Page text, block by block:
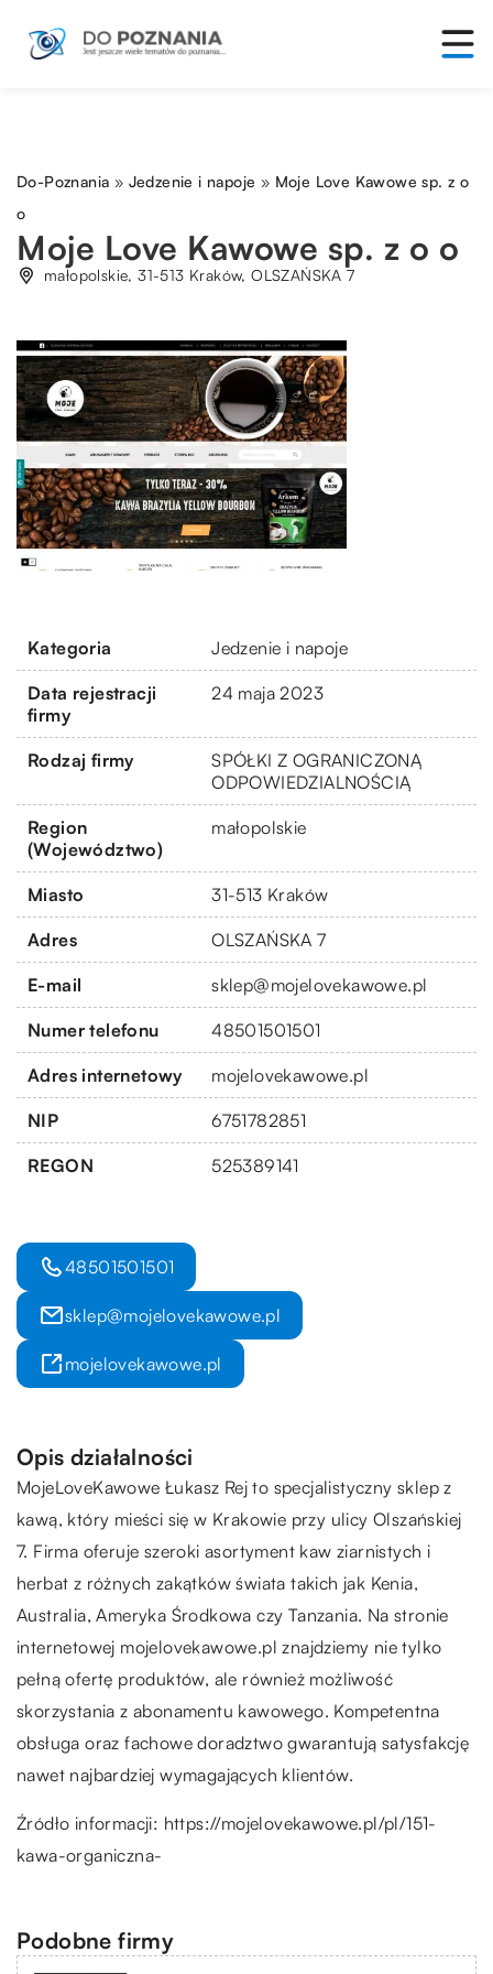
Do-Poznania » Jedzenie i napoje » Moje Love Kawowe sp. z o
o
Moje Love Kawowe sp. z o o
małopolskie, 31-513 Kraków, OLSZAŃSKA 7
Kategoria Jedzenie i napoje
Data rejestracji
firmy
24 maja 2023
Rodzaj firmy
SPÓŁKI Z OGRANICZONĄ
ODPOWIEDZIALNOŚCIĄ
Region
(Województwo)
małopolskie
Miasto 31-513 Kraków
Adres OLSZAŃSKA 7
E-mail sklep@mojelovekawowe.pl
Numer telefonu 48501501501
Adres internetowy mojelovekawowe.pl
NIP 6751782851
REGON 525389141
48501501501
sklep@mojelovekawowe.pl
mojelovekawowe.pl
Opis działalności
MojeLoveKawowe Łukasz Rej to specjalistyczny sklep z
kawą, który mieści się w Krakowie przy ulicy Olszańskiej
7. Firma oferuje szeroki asortyment kaw ziarnistych i
herbat z różnych zakątków świata takich jak Kenia,
Australia, Ameryka Środkowa czy Tanzania. Na stronie
internetowej mojelovekawowe.pl znajdziemy nie tylko
pełną ofertę produktów, ale również możliwość
skorzystania z abonamentu kawowego. Kompetentna
obsługa oraz fachowe doradztwo gwarantują satysfakcję
nawet najbardziej wymagających klientów.
Źródło informacji: https://mojelovekawowe.pl/pl/151-
kawa-organiczna-
Podobne firmy